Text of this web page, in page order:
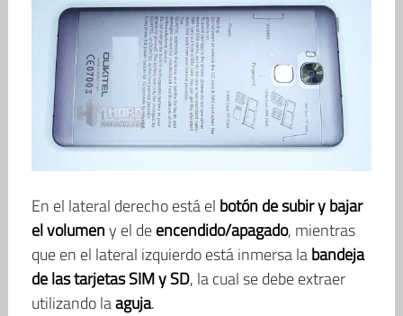
En el lateral derecho está el botón de subir y bajar
el volumeny el deencendido/apagado, mientras
que en el lateral izquierdo está inmersa labandeja
de las tarjetas SIM y SD, la cual se debe extraer
utilizando laaguja.